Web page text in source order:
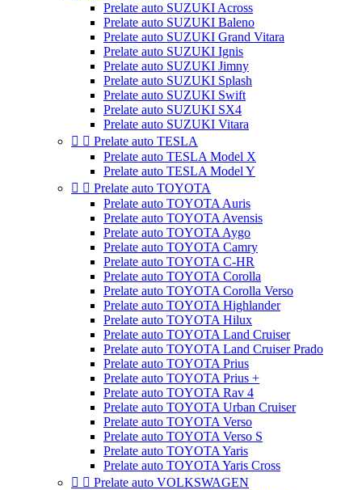
Prelate auto SUZUKI Across
Prelate auto SUZUKI Baleno
Prelate auto SUZUKI Grand Vitara
Prelate auto SUZUKI Ignis
Prelate auto SUZUKI Jimny
Prelate auto SUZUKI Splash
Prelate auto SUZUKI Swift
Prelate auto SUZUKI SX4
Prelate auto SUZUKI Vitara
  Prelate auto TESLA
Prelate auto TESLA Model X
Prelate auto TESLA Model Y
  Prelate auto TOYOTA
Prelate auto TOYOTA Auris
Prelate auto TOYOTA Avensis
Prelate auto TOYOTA Aygo
Prelate auto TOYOTA Camry
Prelate auto TOYOTA C-HR
Prelate auto TOYOTA Corolla
Prelate auto TOYOTA Corolla Verso
Prelate auto TOYOTA Highlander
Prelate auto TOYOTA Hilux
Prelate auto TOYOTA Land Cruiser
Prelate auto TOYOTA Land Cruiser Prado
Prelate auto TOYOTA Prius
Prelate auto TOYOTA Prius +
Prelate auto TOYOTA Rav 4
Prelate auto TOYOTA Urban Cruiser
Prelate auto TOYOTA Verso
Prelate auto TOYOTA Verso S
Prelate auto TOYOTA Yaris
Prelate auto TOYOTA Yaris Cross
  Prelate auto VOLKSWAGEN